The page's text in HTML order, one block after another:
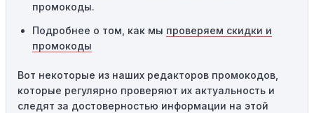
промокоды.
Подробнее о том, как мы проверяем скидки и
промокоды
Вот некоторые из наших редакторов промокодов,
которые регулярно проверяют их актуальность и
следят за достоверностью информации на этой